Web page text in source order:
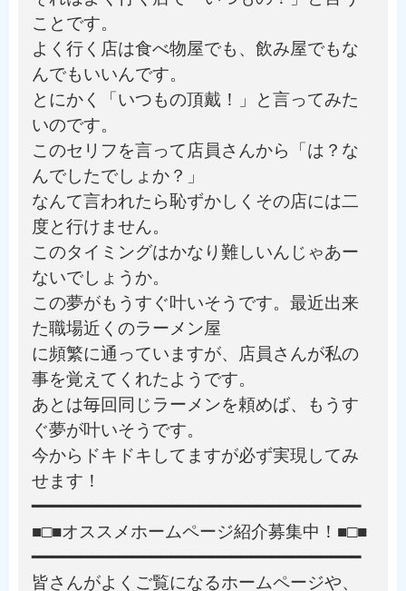
ことです。
よく行く店は食べ物屋でも、飲み屋でもな
んでもいいんです。
とにかく「いつもの頂戴！」と言ってみた
いのです。
このセリフを言って店員さんから「は？な
んでしたでしょか？」
なんて言われたら恥ずかしくその店には二
度と行けません。
このタイミングはかなり難しいんじゃあー
ないでしょうか。
この夢がもうすぐ叶いそうです。最近出来
た職場近くのラーメン屋
に頻繁に通っていますが、店員さんが私の
事を覚えてくれたようです。
あとは毎回同じラーメンを頼めば、もうす
ぐ夢が叶いそうです。
今からドキドキしてますが必ず実現してみ
せます！
━━━━━━━━━━━━━━━━━━━━━━━━━━━━━━━━━
■□■オススメホームページ紹介募集中！■□■
━━━━━━━━━━━━━━━━━━━━━━━━━━━━━━━━━
皆さんがよくご覧になるホームページや、